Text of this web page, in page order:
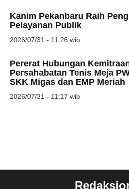
Kanim Pekanbaru Raih
Pelayanan Publik
2026/07/31 - 11:26 wib
Pererat Hubungan
Persahabatan Tenis Meja
SKK Migas dan EMP Meriah
2026/07/31 - 11:17 wib